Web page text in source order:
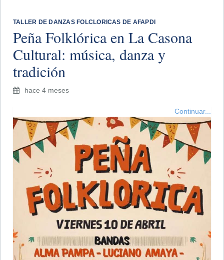
TALLER DE DANZAS FOLCLORICAS DE AFAPDI
Peña Folklórica en La Casona
Cultural: música, danza y
tradición
hace 4 meses
Continuar...